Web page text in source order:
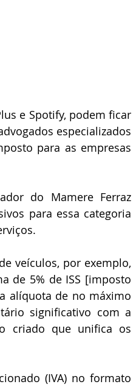
e Spotify, podem ficar
especializados
para as empresas
do Mamere Ferraz
para essa categoria
veículos, por exemplo,
de 5% de ISS [imposto
alíquota de no máximo
significativo com a
criado que unifica os
(IVA) no formato